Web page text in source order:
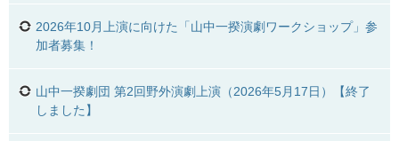
2026年10月上演に向けた「山中一揆演劇ワークショップ」参
加者募集！
山中一揆劇団 第2回野外演劇上演（2026年5月17日）【終了
しました】